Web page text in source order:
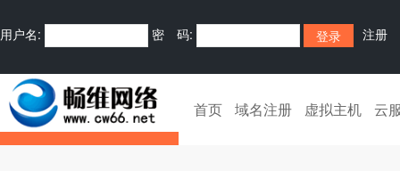
用户名: 密 码: 注册
首页 域名注册 虚拟主机 云